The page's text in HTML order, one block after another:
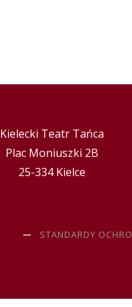
Kielecki Teatr Tańca
Plac Moniuszki 2B
25-334 Kielce
STANDARDY